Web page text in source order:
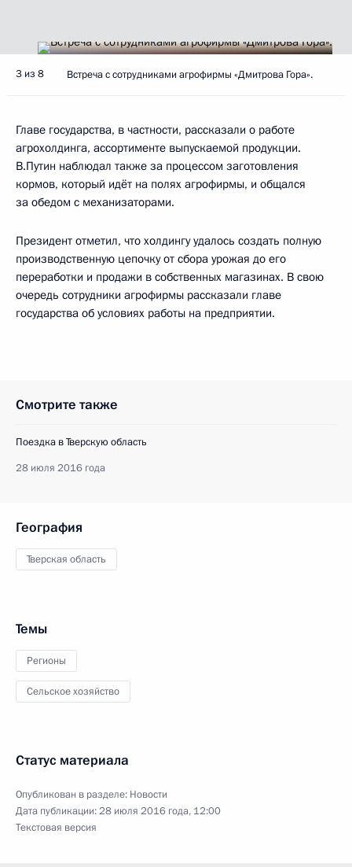
3 из 8 Встреча с сотрудниками агрофирмы «Дмитрова Гора».
Главе государства, в частности, рассказали о работе
агрохолдинга, ассортименте выпускаемой продукции.
В.Путин наблюдал также за процессом заготовления
кормов, который идёт на полях агрофирмы, и общался
за обедом с механизаторами.
Президент отметил, что холдингу удалось создать полную
производственную цепочку от сбора урожая до его
переработки и продажи в собственных магазинах. В свою
очередь сотрудники агрофирмы рассказали главе
государства об условиях работы на предприятии.
Смотрите также
Поездка в Тверскую область
28 июля 2016 года
География
Тверская область
Темы
Регионы
Сельское хозяйство
Статус материала
Опубликован в разделе: Новости
Дата публикации:28 июля 2016 года, 12:00
Текстовая версия